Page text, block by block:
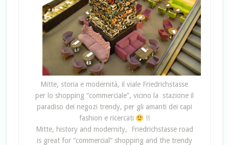
Mitte, storia e modernità, il viale Friedrichstasse
per lo shopping “commerciale”, vicino la stazione il
paradiso dei negozi trendy, per gli amanti dei capi
fashion e ricercati
!!
Mitte, history and modernity, Friedrichstasse road
is great for “commercial” shopping and the trendy